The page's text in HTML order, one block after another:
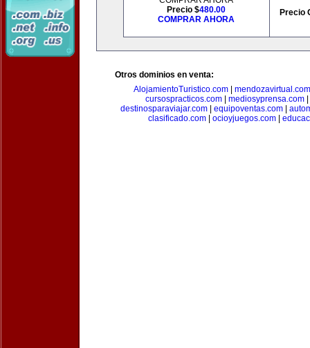
Precio $480.00
COMPRAR AHORA
Precio
Otros dominios en venta:
AlojamientoTuristico.com
mendozavirtual.com
cursospracticos.com| mediosyprensa.com|
destinosparaviajar.com
equipoventas.com
clasificado.com
ocioyjuegos.com